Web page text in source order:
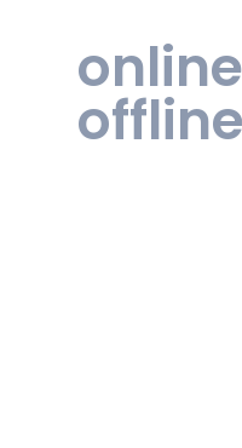
offline